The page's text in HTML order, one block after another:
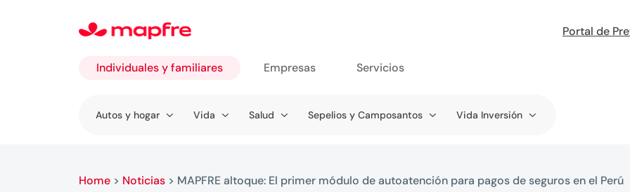
Portal de
Individuales y familiares
Ir a
Autos y hogar Vida Salud Sepelios y Camposantos Vida Inversión
Empresas Servicios
Home > Noticias > MAPFRE altoque: El primer módulo de autoatención para pagos de seguros en el Perú